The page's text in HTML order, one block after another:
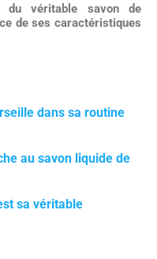
duvéritable savon de
de ses caractéristiques
dans sa routine
au savon liquide de
sa véritable